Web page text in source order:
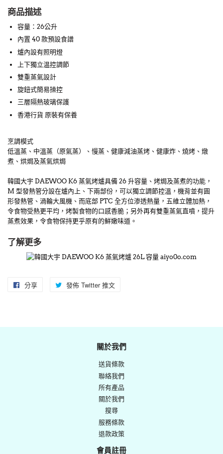
商品描述
容量：26公升
內置 40 款預設食譜
爐內設有照明燈
上下獨立温控調節
雙重蒸氣設計
旋鈕式簡易操控
三層隔熱玻璃保護
香港行貨 原裝有保養
烹調模式
低溫蒸、中溫蒸（原氣蒸）、慢蒸、健康減油蒸烤、健康炸、燒烤、燉
煮、烘焗及蒸氣烘焗
韓國大宇 DAEWOO K6 蒸氣烤爐具備 26 升容量、烤焗及蒸煮的功能，
M 型發熱管分設在爐內上、下兩部份，可以獨立調節控溫，機背並有圓
形發熱管、渦輪大風機、而底部 PTC 全方位渗透熱量，五維立體加熱，
令食物受熱更平均，烤製食物的口感香脆；另外再有雙重蒸氣直噴，提升
蒸煮效果，令食物保持更乎原有的鮮嫩味道。
了解更多
分享
Facebook
發佈 Twitter 推文
發
佈
推
文
關於我們
送貨條款
聯絡我們
所有產品
關於我們
搜尋
服務條款
退款政策
會員註冊